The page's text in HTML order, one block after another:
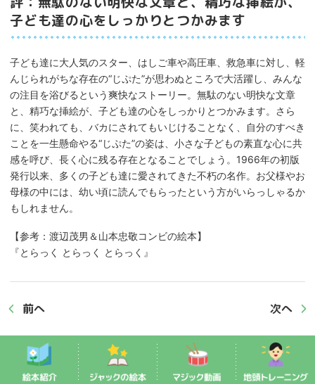
子ども達の心をしっかりとつかみます
子ども達に大人気のスター、はしご車や高圧車、救急車に対し、軽
んじられがちな存在の“じぷた”が思わぬところで大活躍し、みんな
の注目を浴びるという爽快なストーリー。無駄のない明快な文章
と、精巧な挿絵が、子ども達の心をしっかりとつかみます。さら
に、笑われても、バカにされてもいじけることなく、自分のすべき
ことを一生懸命やる“じぷた”の姿は、小さな子どもの素直な心に共
感を呼び、長く心に残る存在となることでしょう。1966年の初版
発行以来、多くの子ども達に愛されてきた不朽の名作。お父様やお
母様の中には、幼い頃に読んでもらったという方がいらっしゃるか
もしれません。
【参考：渡辺茂男＆山本忠敬コンビの絵本】
『とらっく とらっく とらっく』
前へ 次へ